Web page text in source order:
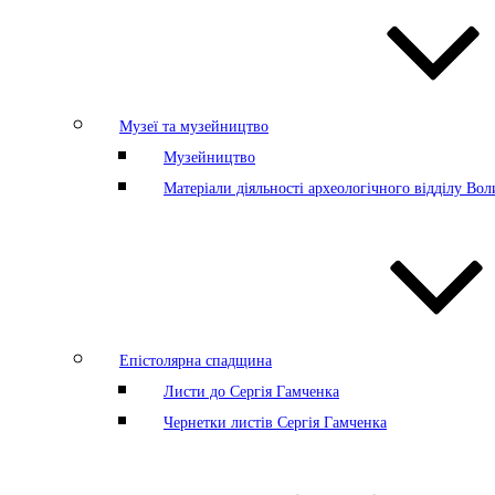
Музеї та музейництво
Музейництво
Матеріали діяльності археологічного відділу
Епістолярна спадщина
Листи до Сергія Гамченка
Чернетки листів Сергія Гамченка